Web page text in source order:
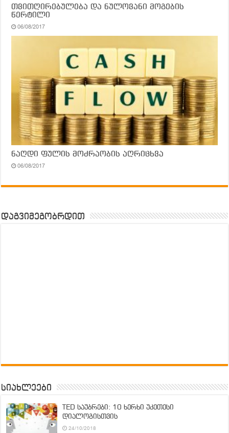
თვითღირებულება და ნულოვანი მოგების
წერტილი
06/08/2017
ნაღდი ფულის მოძრაობის აღრიცხვა
06/08/2017
დაგვიმეგობრდით
სიახლეები
TED საუბრები: 10 ხერხი უკეთესი
დიალოგისთვის
24/10/2018